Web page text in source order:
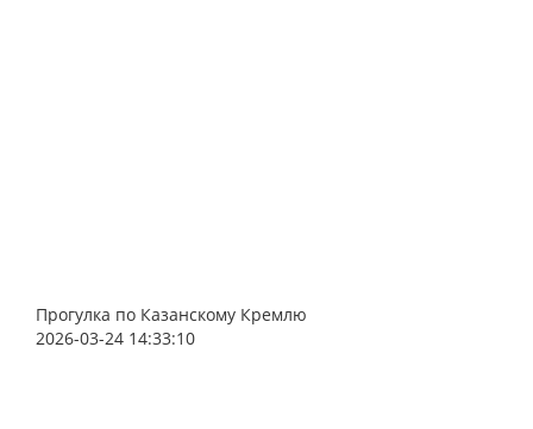
Прогулка по Казанскому Кремлю
2026-03-24 14:33:10